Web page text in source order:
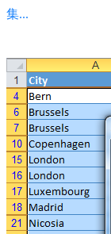
集...